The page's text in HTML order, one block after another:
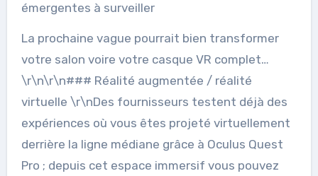
émergentes à surveiller
La prochaine vague pourrait bien transformer
votre salon voire votre casque VR complet…
\r\n\r\n### Réalité augmentée / réalité
virtuelle \r\nDes fournisseurs testent déjà des
expériences où vous êtes projeté virtuellement
derrière la ligne médiane grâce à Oculus Quest
Pro ; depuis cet espace immersif vous pouvez